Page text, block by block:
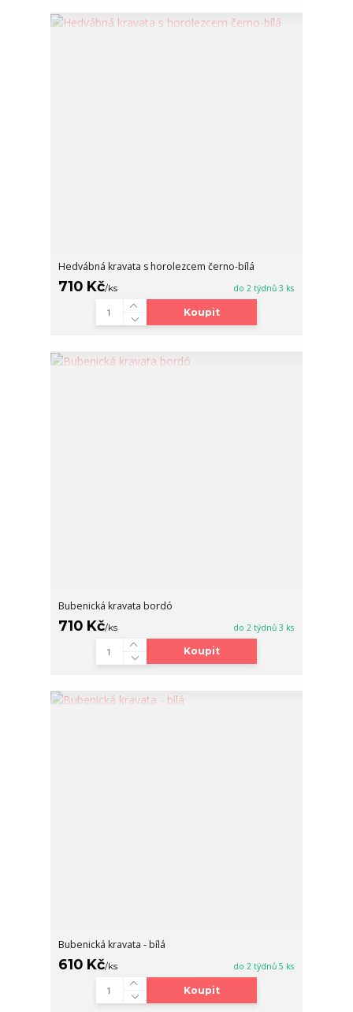
Hedvábná kravata s horolezcem černo-bílá
710 Kč/ks do 2 týdnů 3 ks
Koupit
Bubenická kravata bordó
710 Kč/ks do 2 týdnů 3 ks
Koupit
Bubenická kravata - bílá
610 Kč/ks do 2 týdnů 5 ks
Koupit